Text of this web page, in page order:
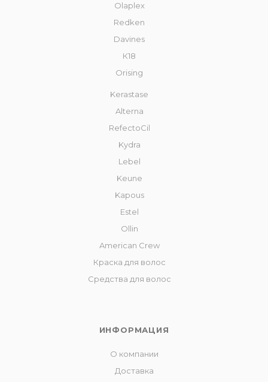
Olaplex
Redken
Davines
К18
Orising
Kerastase
Alterna
RefectoCil
Kydra
Lebel
Keune
Kapous
Estel
Ollin
American Crew
Краска для волос
Средства для волос
ИНФОРМАЦИЯ
О компании
Доставка